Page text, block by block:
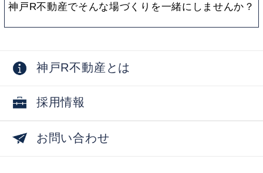
神戸R不動産でそんな場づくりを一緒にしませんか？
神戸R不動産とは
採用情報
お問い合わせ